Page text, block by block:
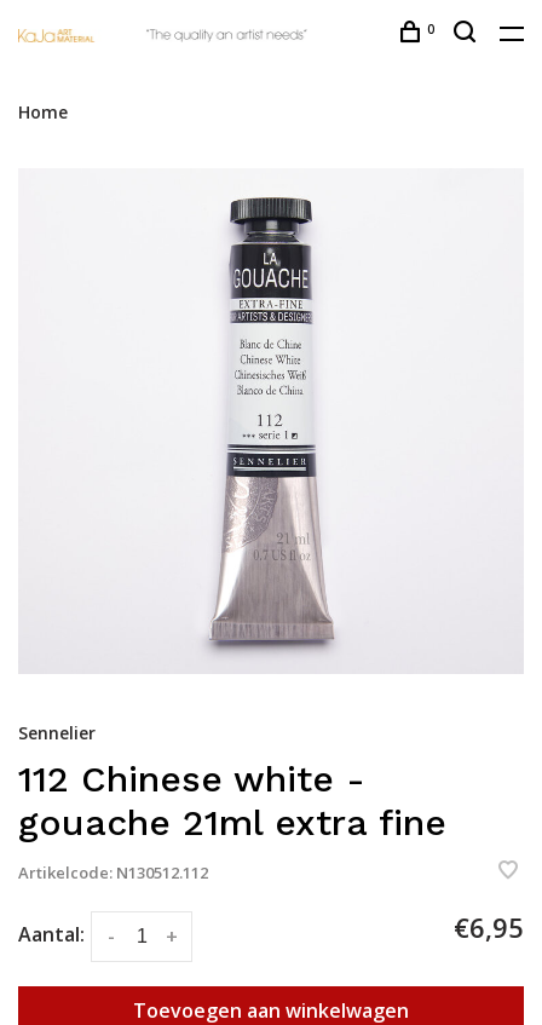
0
Home
Sennelier
112 Chinese white -
gouache 21ml extra fine
Artikelcode: N130512.112
Aantal: +
- €6,95
Toevoegen aan winkelwagen